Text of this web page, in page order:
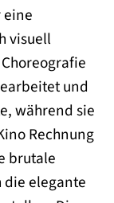
eine
visuell
und
während sie
Rechnung
brutale
die elegante